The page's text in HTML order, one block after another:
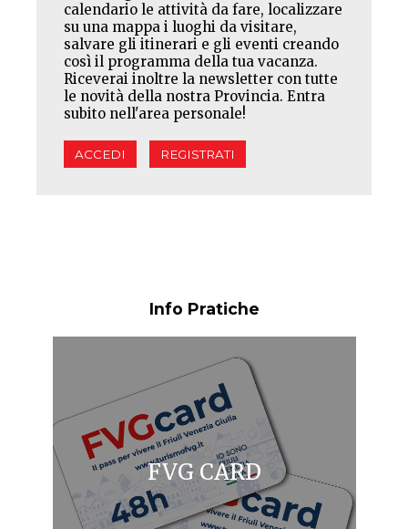
calendario le attività da fare, localizzare
su una mappa i luoghi da visitare,
salvare gli itinerari e gli eventi creando
così il programma della tua vacanza.
Riceverai inoltre la newsletter con tutte
le novità della nostra Provincia. Entra
subito nell'area personale!
ACCEDI REGISTRATI
Info Pratiche
FVG CARD